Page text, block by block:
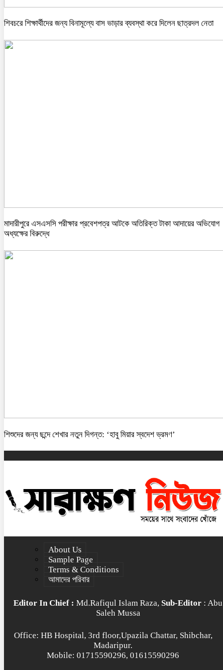
শিবচরে শিক্ষার্থীদের জন্য বিনামূল্যে বাস ভাড়ার ব্যবস্থা করে দিলেন ছাত্রদল নেতা
মাদারীপুরে এসএসসি পরীক্ষার প্রবেশপত্র আটকে অতিরিক্ত টাকা আদায়ের অভিযোগ
অধ্যক্ষের বিরুদ্ধে
শিশুদের জন্য ছন্দে শেখার নতুন দিগন্ত: ‘হাবু মিয়ার স্বদেশ ভ্রমণ’
About Us
Sample Page
Terms & Conditions
আমাদের পরিবার
Editor In Chief : Md.Rafiqul Islam Raza, Sub-Editor : Abu
Saleh Mussa
Office: HB Hospital, 3rd floor,Upazila Chattar, Shibchar,
Madaripur.
Mobile: 01715590296, 01615590296